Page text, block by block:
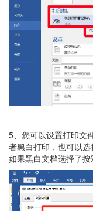
5、您可以设置打印文
者黑白打印，也可以
如果黑白文档选择了